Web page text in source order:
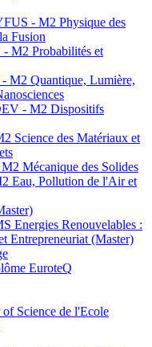
- M2 Physique des
Fusion
M2 Probabilités et
M2 Quantique, Lumière,
- M2 Dispositifs
Science des Matériaux et
Mécanique des Solides
Eau, Pollution de l'Air et
Energies Renouvelables :
Entrepreneuriat (Master)
EuroteQ
Science de l'Ecole